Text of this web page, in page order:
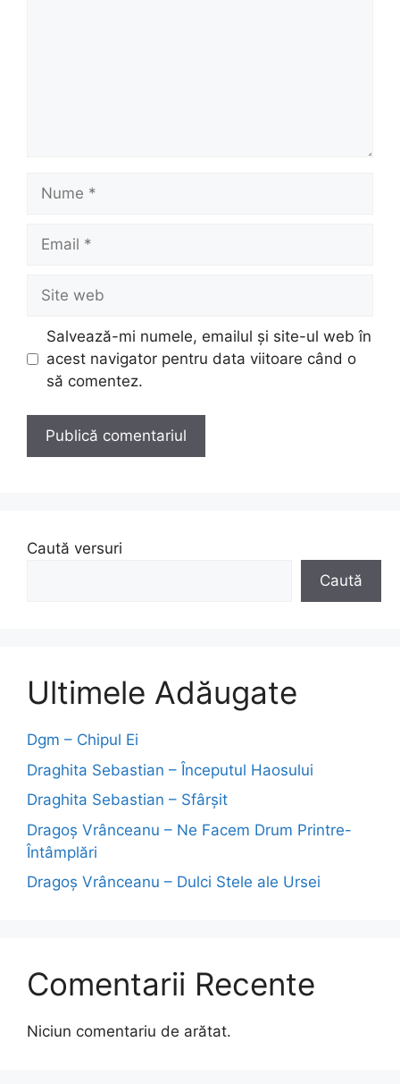
web
Salvează-mi numele, emailul și site-ul web în
acest navigator pentru data viitoare când o
să comentez.
Caută versuri
Caută
Ultimele Adăugate
Dgm – Chipul Ei
Draghita Sebastian – Începutul Haosului
Draghita Sebastian – Sfârșit
Dragoş Vrânceanu – Ne Facem Drum Printre-
Întâmplări
Dragoş Vrânceanu – Dulci Stele ale Ursei
Comentarii Recente
Niciun comentariu de arătat.